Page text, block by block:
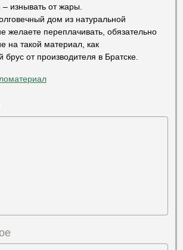
изнывать от жары.
дом из натуральной
желаете переплачивать, обязательно
на такой материал, как
от производителя в Братске.